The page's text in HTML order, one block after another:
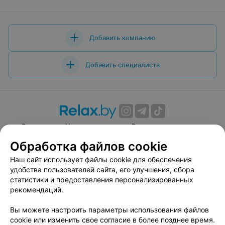
Добавить компанию
Добавить специалиста
О проекте Новости проекта
Размещение рекламы
Вакансии
Публичный договор
Способы оплаты
Публичный договор по использованию сервиса
«Афиша»
Пользовательское соглашение
Написать руководителю relax.by
Обработка файлов cookie
Наш сайт использует файлы cookie для обеспечения
удобства пользователей сайта, его улучшения, сбора
статистики и предоставления персонализированных
рекомендаций.
Вы можете настроить параметры использования файлов
cookie или изменить свое согласие в более позднее время.